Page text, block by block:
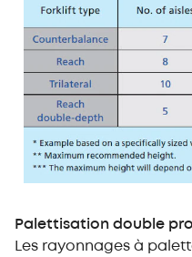
Palettisation double
Les rayonnages à